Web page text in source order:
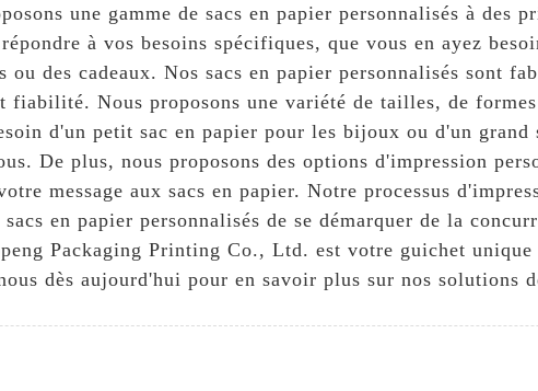
une gamme de sacs en papier personnalisés à des
à vos besoins spécifiques, que vous en ayez
ou des cadeaux. Nos sacs en papier personnalisés sont
Nous proposons une variété de tailles, de
d'un petit sac en papier pour les bijoux ou d'un grand
De plus, nous proposons des options d'impression
message aux sacs en papier. Notre processus
en papier personnalisés de se démarquer de la
Packaging Printing Co., Ltd. est votre guichet unique
dès aujourd'hui pour en savoir plus sur nos solutions